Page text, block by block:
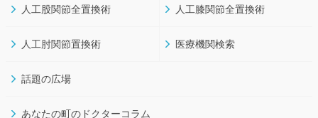
人工股関節全置換術 人工膝関節全置換術
人工肘関節置換術 医療機関検索
話題の広場
あなたの町のドクターコラム